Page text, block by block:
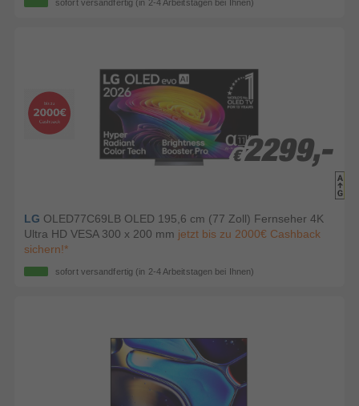
sofort versandfertig (in 2-4 Arbeitstagen bei Ihnen)
€ 2299,-
€ 2299,-
LG OLED77C69LB OLED 195,6 cm (77 Zoll) Fernseher 4K
Ultra HD VESA 300 x 200 mm jetzt bis zu 2000€ Cashback
sichern!*
sofort versandfertig (in 2-4 Arbeitstagen bei Ihnen)